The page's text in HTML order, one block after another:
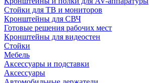
Стойки для ТВ и мониторов
Кронштейны для СВЧ
Готовые решения рабочих мест
Кронштейны для видеостен
Стойки
Мебель
Аксессуары и подставки
Аксессуары